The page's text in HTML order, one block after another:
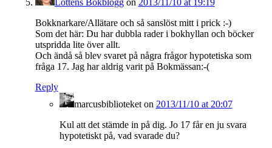
Lottens Bokbloggon 2013/11/10 at 19:19
Bokknarkare/Allätare och så sanslöst mitt i prick :-)
Som det här: Du har dubbla rader i bokhyllan och böcker
utspridda lite över allt.
Och ändå så blev svaret på några frågor hypotetiska som
fråga 17. Jag har aldrig varit på Bokmässan:-(
Reply
marcusbiblioteketon 2013/11/10 at 20:07
Kul att det stämde in på dig. Jo 17 får en ju svara
hypotetiskt på, vad svarade du?